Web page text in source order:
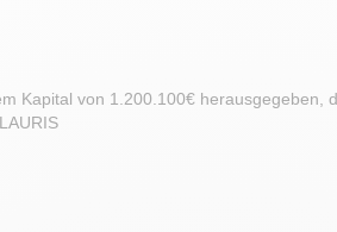
Kapital von 1.200.100€